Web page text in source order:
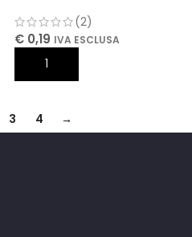
(2)
€ 0,19 IVA ESCLUSA
AGGIUNGI AL CARRELLO
3 4 →